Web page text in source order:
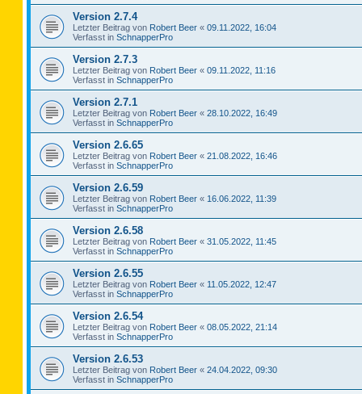
Version 2.7.4
Letzter Beitrag von Robert Beer « 09.11.2022, 16:04
Verfasst in SchnapperPro
Version 2.7.3
Letzter Beitrag von Robert Beer « 09.11.2022, 11:16
Verfasst in SchnapperPro
Version 2.7.1
Letzter Beitrag von Robert Beer « 28.10.2022, 16:49
Verfasst in SchnapperPro
Version 2.6.65
Letzter Beitrag von Robert Beer « 21.08.2022, 16:46
Verfasst in SchnapperPro
Version 2.6.59
Letzter Beitrag von Robert Beer « 16.06.2022, 11:39
Verfasst in SchnapperPro
Version 2.6.58
Letzter Beitrag von Robert Beer « 31.05.2022, 11:45
Verfasst in SchnapperPro
Version 2.6.55
Letzter Beitrag von Robert Beer « 11.05.2022, 12:47
Verfasst in SchnapperPro
Version 2.6.54
Letzter Beitrag von Robert Beer « 08.05.2022, 21:14
Verfasst in SchnapperPro
Version 2.6.53
Letzter Beitrag von Robert Beer « 24.04.2022, 09:30
Verfasst in SchnapperPro